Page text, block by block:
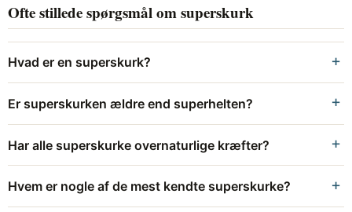
Ofte stillede spørgsmål om superskurk
Hvad er en superskurk?
Er superskurken ældre end superhelten?
Har alle superskurke overnaturlige kræfter?
Hvem er nogle af de mest kendte superskurke?